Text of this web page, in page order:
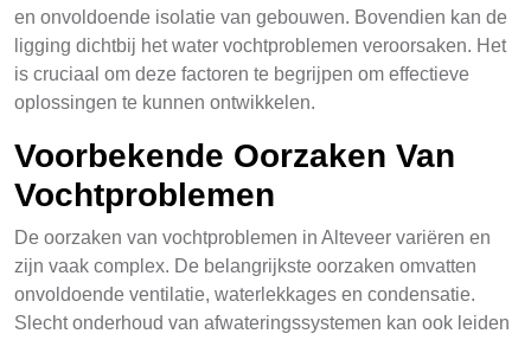
en onvoldoende isolatie van gebouwen. Bovendien kan de
ligging dichtbij het water vochtproblemen veroorsaken. Het
is cruciaal om deze factoren te begrijpen om effectieve
oplossingen te kunnen ontwikkelen.
Voorbekende Oorzaken Van
Vochtproblemen
De oorzaken van vochtproblemen in Alteveer variëren en
zijn vaak complex. De belangrijkste oorzaken omvatten
onvoldoende ventilatie, waterlekkages en condensatie.
Slecht onderhoud van afwateringssystemen kan ook leiden